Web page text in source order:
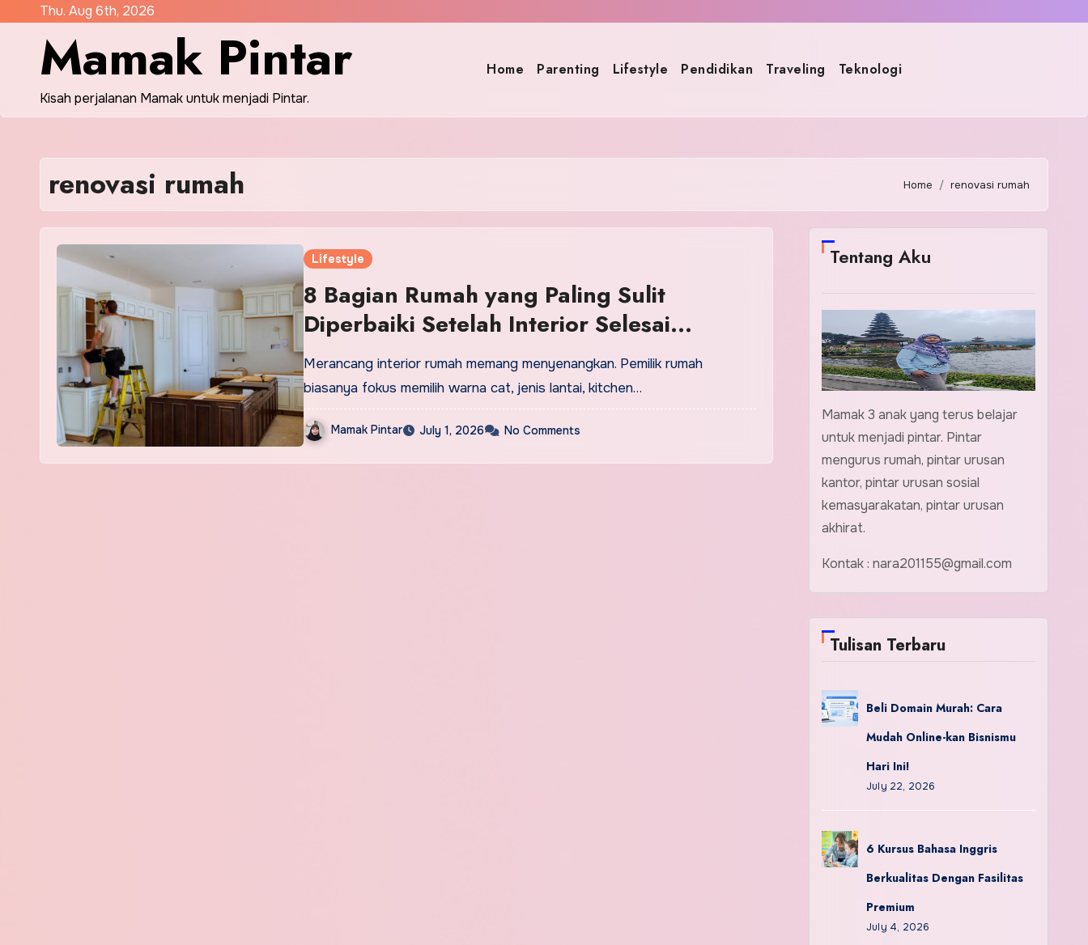
content
Thu. Aug 6th, 2026
Mamak Pintar
Kisah perjalanan Mamak untuk menjadi Pintar.
Home Parenting Lifestyle Pendidikan Traveling Teknologi
renovasi rumah Home renovasi rumah
Lifestyle
8 Bagian Rumah yang Paling Sulit
Diperbaiki Setelah Interior Selesai
Dipasang
Merancang interior rumah memang menyenangkan. Pemilik rumah
biasanya fokus memilih warna cat, jenis lantai, kitchen…
Mamak Pintar July 1, 2026 No Comments
Tentang Aku
Mamak 3 anak yang terus belajar
untuk menjadi pintar. Pintar
mengurus rumah, pintar urusan
kantor, pintar urusan sosial
kemasyarakatan, pintar urusan
akhirat.
Kontak : nara201155@gmail.com
Tulisan Terbaru
Beli Domain Murah: Cara
Mudah Online-kan Bisnismu
Hari Ini!
July 22, 2026
6 Kursus Bahasa Inggris
Berkualitas Dengan Fasilitas
Premium
July 4, 2026